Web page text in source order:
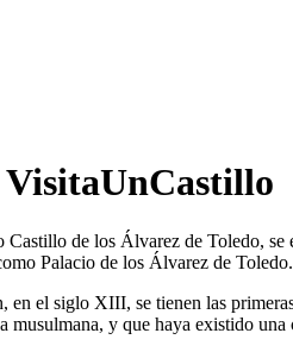
VisitaUnCastillo
de los Álvarez de Toledo,
Palacio de los Álvarez de
el siglo XIII, se tienen las
y que haya existido